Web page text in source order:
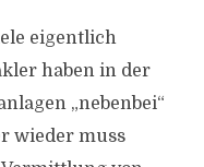
eigentlich
haben in der
„nebenbei“
wieder muss